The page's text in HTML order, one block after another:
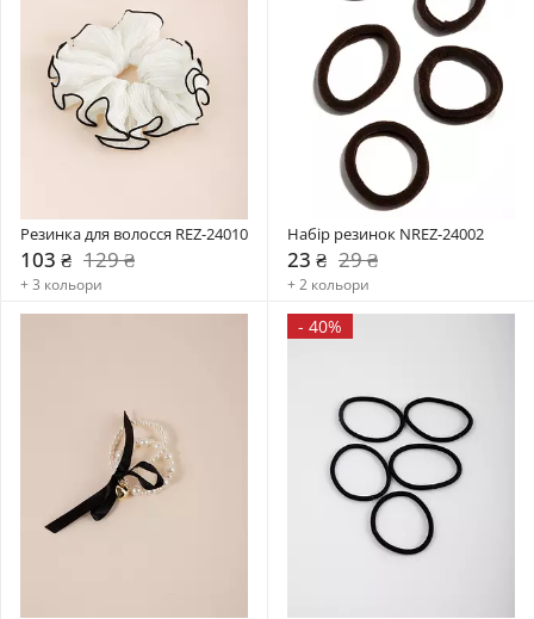
Резинка для волосся REZ-24010
103 ₴ 129 ₴
+ 3 кольори
Набір резинок NREZ-24002
23 ₴ 29 ₴
+ 2 кольори
- 40%